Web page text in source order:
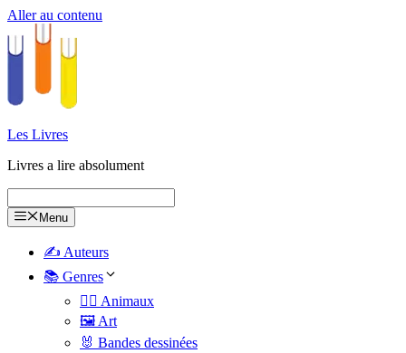
Aller au contenu
Les Livres
Livres a lire absolument
Menu
✍️ Auteurs
📚 Genres
🐕‍🦺 Animaux
🖼️ Art
🐰 Bandes dessinées